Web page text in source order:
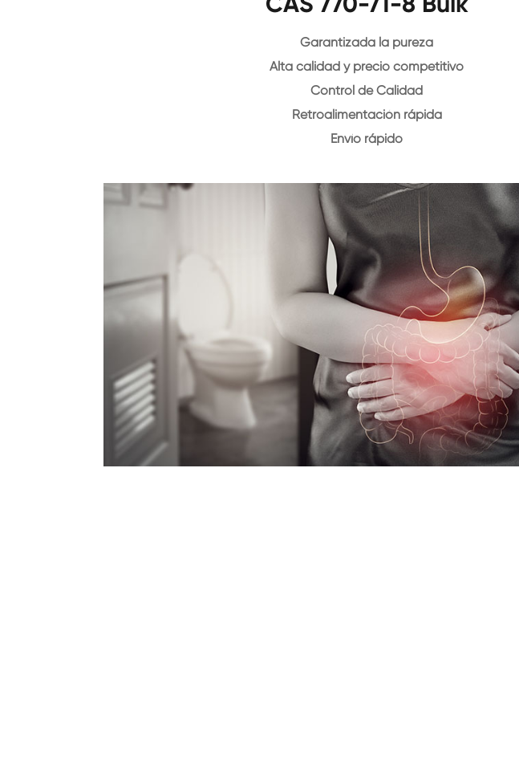
Garantizada la pureza
Alta calidad y precio competitivo
Control de Calidad
Retroalimentación rápida
Envío rápido